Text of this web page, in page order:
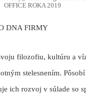
OFFICE ROKA 2019
DNA FIRMY
filozofiu, kultúru a
stelesnením.
ich rozvoj v súlade so